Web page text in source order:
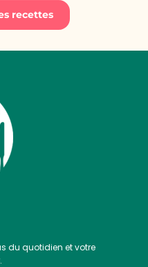
recettes
du quotidien et votre